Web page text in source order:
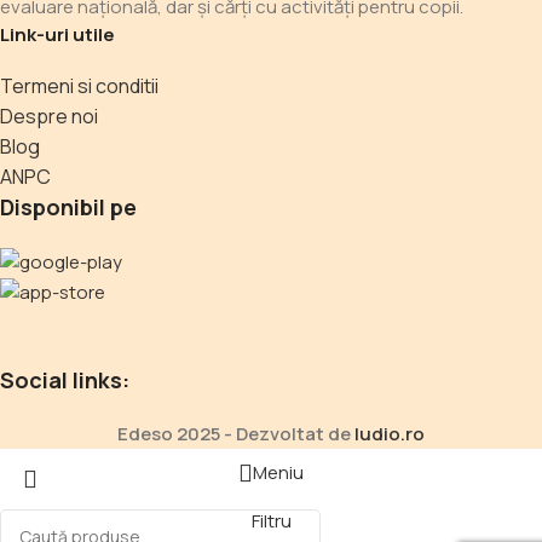
evaluare națională, dar și cărți cu activități pentru copii.
Link-uri utile
Termeni si conditii
Despre noi
Blog
ANPC
Disponibil pe
Social links:
Edeso 2025 - Dezvoltat deludio.ro
Meniu
Filtru